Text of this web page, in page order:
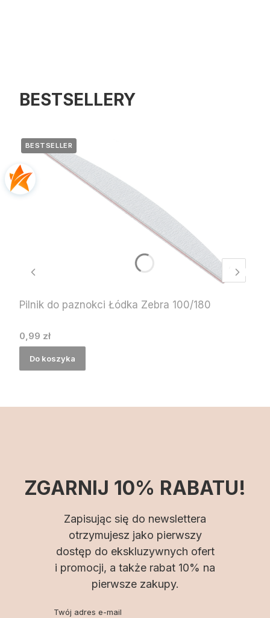
BESTSELLERY
BESTSELLER
Pilnik do paznokci Łódka Zebra 100/180
Cena
0,99 zł
Do koszyka
ZGARNIJ 10% RABATU!
Zapisując się do newslettera
otrzymujesz jako pierwszy
dostęp do ekskluzywnych ofert
i promocji, a także rabat 10% na
pierwsze zakupy.
Twój adres e-mail